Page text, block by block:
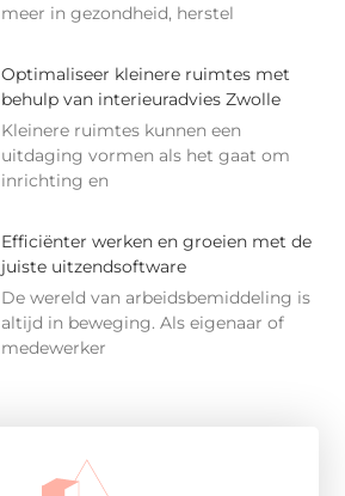
meer in gezondheid, herstel
Optimaliseer kleinere ruimtes met
behulp van interieuradvies Zwolle
Kleinere ruimtes kunnen een
uitdaging vormen als het gaat om
inrichting en
Efficiënter werken en groeien met de
juiste uitzendsoftware
De wereld van arbeidsbemiddeling is
altijd in beweging. Als eigenaar of
medewerker